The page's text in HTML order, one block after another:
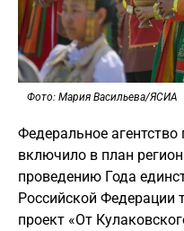
Фото: Мария Васильева/ЯСИА
Федеральное
включило в план
проведению Года
Российской Федерации
проект «От